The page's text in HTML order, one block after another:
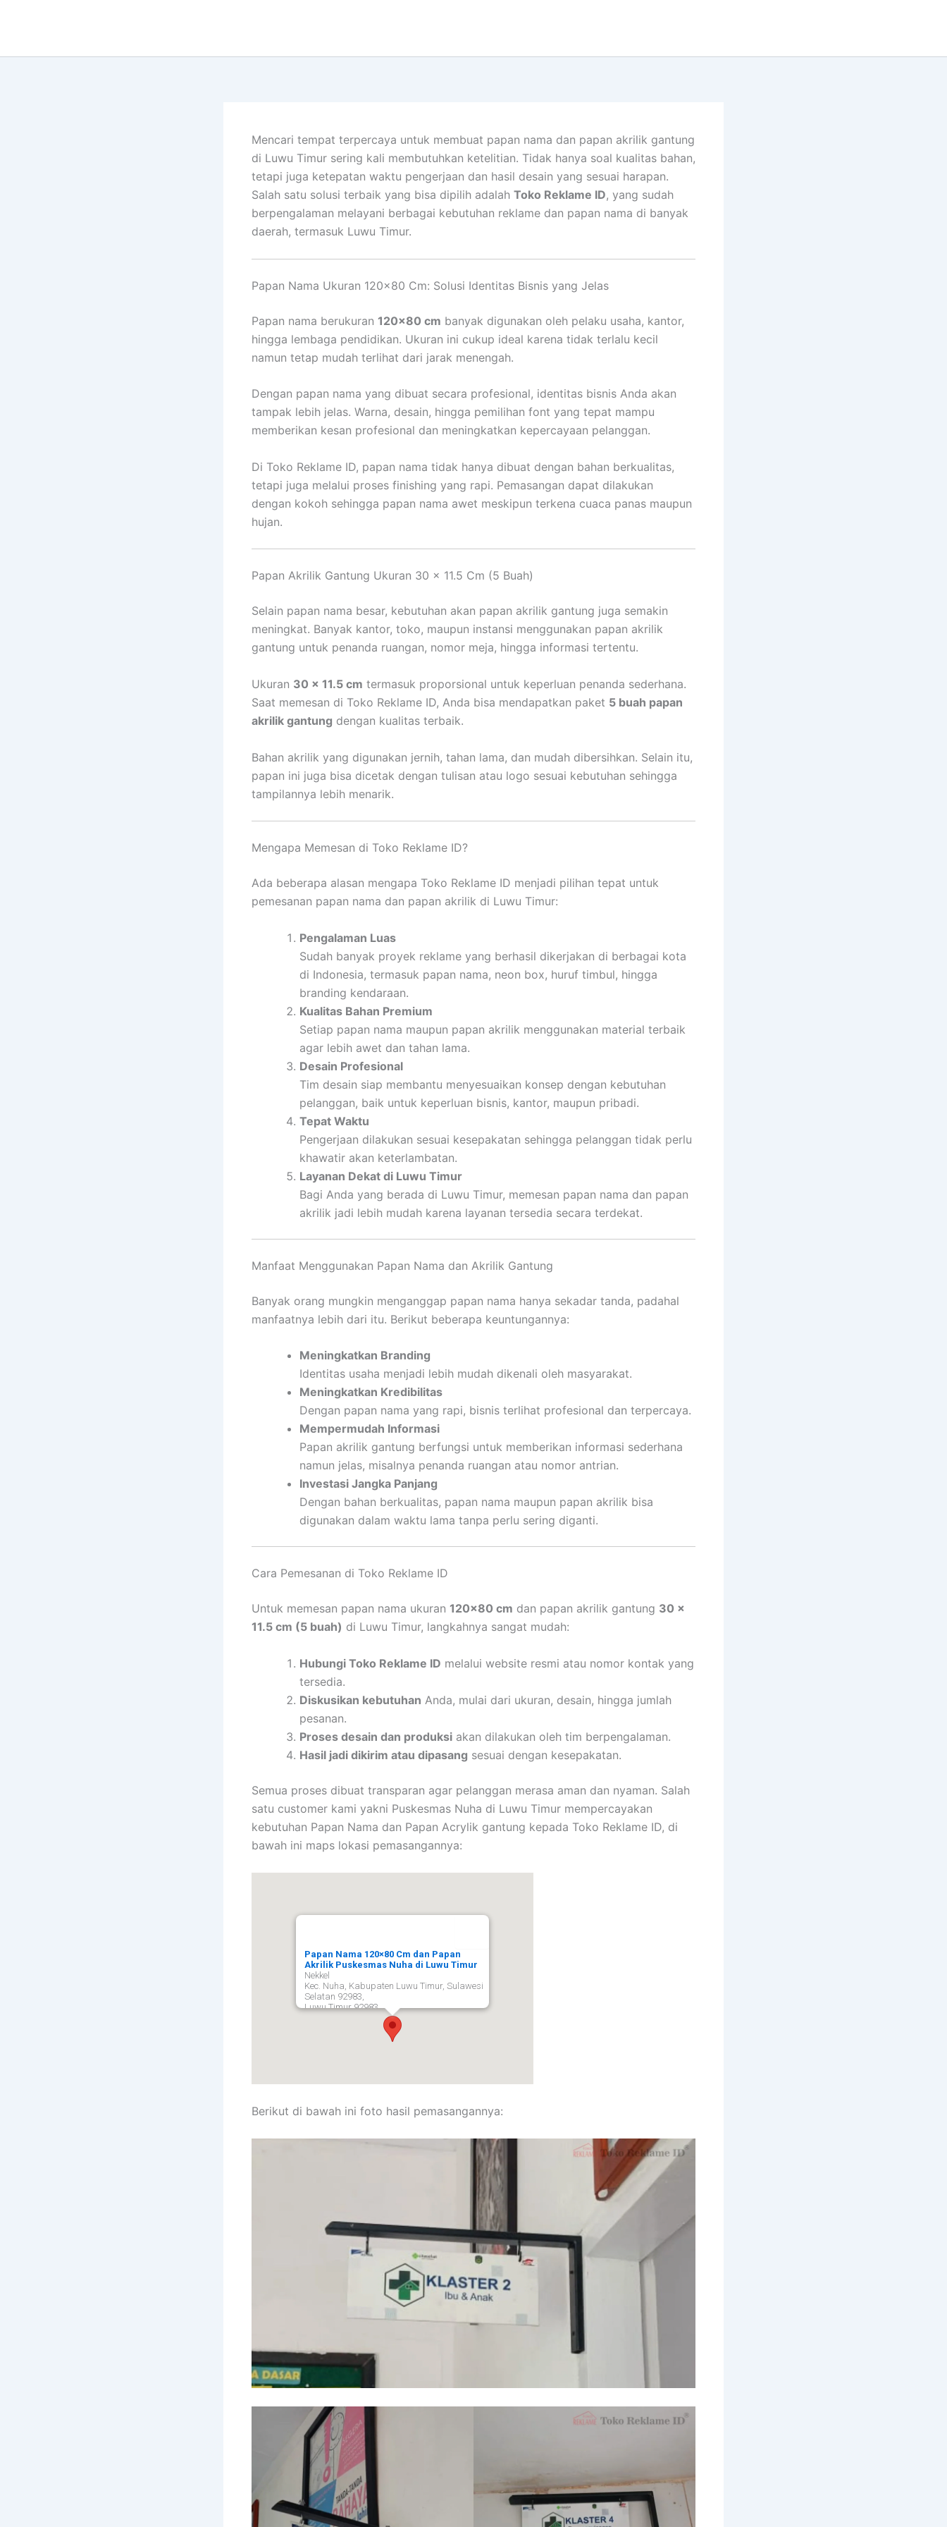
Mencari tempat terpercaya untuk membuat papan nama dan papan akrilik gantung
di Luwu Timur sering kali membutuhkan ketelitian. Tidak hanya soal kualitas bahan,
tetapi juga ketepatan waktu pengerjaan dan hasil desain yang sesuai harapan.
Salah satu solusi terbaik yang bisa dipilih adalah Toko Reklame ID, yang sudah
berpengalaman melayani berbagai kebutuhan reklame dan papan nama di banyak
daerah, termasuk Luwu Timur.
Papan Nama Ukuran 120×80 Cm: Solusi Identitas Bisnis yang Jelas
Papan nama berukuran 120×80 cm banyak digunakan oleh pelaku usaha, kantor,
hingga lembaga pendidikan. Ukuran ini cukup ideal karena tidak terlalu kecil
namun tetap mudah terlihat dari jarak menengah.
Dengan papan nama yang dibuat secara profesional, identitas bisnis Anda akan
tampak lebih jelas. Warna, desain, hingga pemilihan font yang tepat mampu
memberikan kesan profesional dan meningkatkan kepercayaan pelanggan.
Di Toko Reklame ID, papan nama tidak hanya dibuat dengan bahan berkualitas,
tetapi juga melalui proses finishing yang rapi. Pemasangan dapat dilakukan
dengan kokoh sehingga papan nama awet meskipun terkena cuaca panas maupun
hujan.
Papan Akrilik Gantung Ukuran 30 x 11.5 Cm (5 Buah)
Selain papan nama besar, kebutuhan akan papan akrilik gantung juga semakin
meningkat. Banyak kantor, toko, maupun instansi menggunakan papan akrilik
gantung untuk penanda ruangan, nomor meja, hingga informasi tertentu.
Ukuran 30 x 11.5 cm termasuk proporsional untuk keperluan penanda sederhana.
Saat memesan di Toko Reklame ID, Anda bisa mendapatkan paket 5 buah papan
akrilik gantung dengan kualitas terbaik.
Bahan akrilik yang digunakan jernih, tahan lama, dan mudah dibersihkan. Selain itu,
papan ini juga bisa dicetak dengan tulisan atau logo sesuai kebutuhan sehingga
tampilannya lebih menarik.
Mengapa Memesan di Toko Reklame ID?
Ada beberapa alasan mengapa Toko Reklame ID menjadi pilihan tepat untuk
pemesanan papan nama dan papan akrilik di Luwu Timur:
Pengalaman Luas
Sudah banyak proyek reklame yang berhasil dikerjakan di berbagai kota
di Indonesia, termasuk papan nama, neon box, huruf timbul, hingga
branding kendaraan.
Kualitas Bahan Premium
Setiap papan nama maupun papan akrilik menggunakan material terbaik
agar lebih awet dan tahan lama.
Desain Profesional
Tim desain siap membantu menyesuaikan konsep dengan kebutuhan
pelanggan, baik untuk keperluan bisnis, kantor, maupun pribadi.
Tepat Waktu
Pengerjaan dilakukan sesuai kesepakatan sehingga pelanggan tidak perlu
khawatir akan keterlambatan.
Layanan Dekat di Luwu Timur
Bagi Anda yang berada di Luwu Timur, memesan papan nama dan papan
akrilik jadi lebih mudah karena layanan tersedia secara terdekat.
Manfaat Menggunakan Papan Nama dan Akrilik Gantung
Banyak orang mungkin menganggap papan nama hanya sekadar tanda, padahal
manfaatnya lebih dari itu. Berikut beberapa keuntungannya:
Meningkatkan Branding
Identitas usaha menjadi lebih mudah dikenali oleh masyarakat.
Meningkatkan Kredibilitas
Dengan papan nama yang rapi, bisnis terlihat profesional dan terpercaya.
Mempermudah Informasi
Papan akrilik gantung berfungsi untuk memberikan informasi sederhana
namun jelas, misalnya penanda ruangan atau nomor antrian.
Investasi Jangka Panjang
Dengan bahan berkualitas, papan nama maupun papan akrilik bisa
digunakan dalam waktu lama tanpa perlu sering diganti.
Cara Pemesanan di Toko Reklame ID
Untuk memesan papan nama ukuran 120×80 cm dan papan akrilik gantung 30 x
11.5 cm (5 buah) di Luwu Timur, langkahnya sangat mudah:
Hubungi Toko Reklame ID melalui website resmi atau nomor kontak yang
tersedia.
Diskusikan kebutuhan Anda, mulai dari ukuran, desain, hingga jumlah
pesanan.
Proses desain dan produksi akan dilakukan oleh tim berpengalaman.
Hasil jadi dikirim atau dipasang sesuai dengan kesepakatan.
Semua proses dibuat transparan agar pelanggan merasa aman dan nyaman. Salah
satu customer kami yakni Puskesmas Nuha di Luwu Timur mempercayakan
kebutuhan Papan Nama dan Papan Acrylik gantung kepada Toko Reklame ID, di
bawah ini maps lokasi pemasangannya:
Papan Nama 120×80 Cm dan Papan
Akrilik Puskesmas Nuha di Luwu Timur
Nekkel
Kec. Nuha, Kabupaten Luwu Timur, Sulawesi
Selatan 92983,
Luwu Timur 92983
Berikut di bawah ini foto hasil pemasangannya: